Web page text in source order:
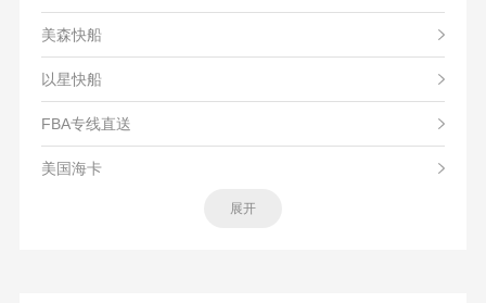
美森快船
以星快船
FBA专线直送
美国海卡
展开